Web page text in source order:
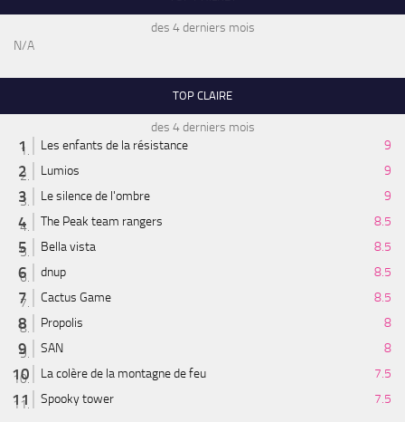
des 4 derniers mois
N/A
TOP CLAIRE
des 4 derniers mois
Les enfants de la résistance
9
Lumios
9
Le silence de l'ombre
9
The Peak team rangers
8.5
Bella vista
8.5
dnup
8.5
Cactus Game
8.5
Propolis
8
SAN
8
La colère de la montagne de feu
7.5
Spooky tower
7.5